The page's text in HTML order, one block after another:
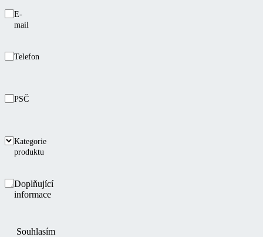
E-
mail
Telefon
PSČ
Kategorie
produktu
Doplňující
informace
Souhlasím